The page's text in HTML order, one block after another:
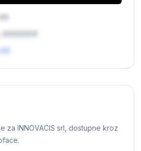
za INNOVACIS srl, dostupne kroz